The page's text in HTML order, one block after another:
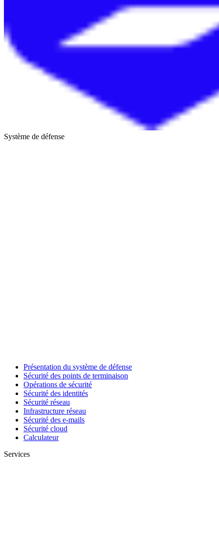
Système de défense
Présentation du système de défense
Sécurité des points de terminaison
Opérations de sécurité
Sécurité des identités
Sécurité réseau
Infrastructure réseau
Sécurité des e-mails
Sécurité cloud
Calculateur
Services